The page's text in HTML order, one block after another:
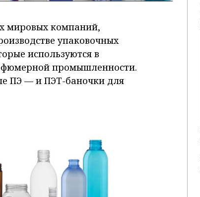
мировых компаний,
упаковочных
используются в
промышленности.
ПЭ — и ПЭТ-баночки для